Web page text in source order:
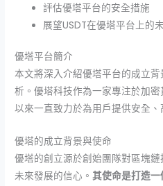
評估優塔平台的安全措施
展望USDT在優塔平台上的
優塔平台簡介
本文將深入介紹優塔平台的成立
析。優塔科技作為一家專注於加
以來一直致力於為用戶提供安全、
優塔的成立背景與使命
優塔的創立源於創始團隊對區塊
未來發展的信心。其使命是打造